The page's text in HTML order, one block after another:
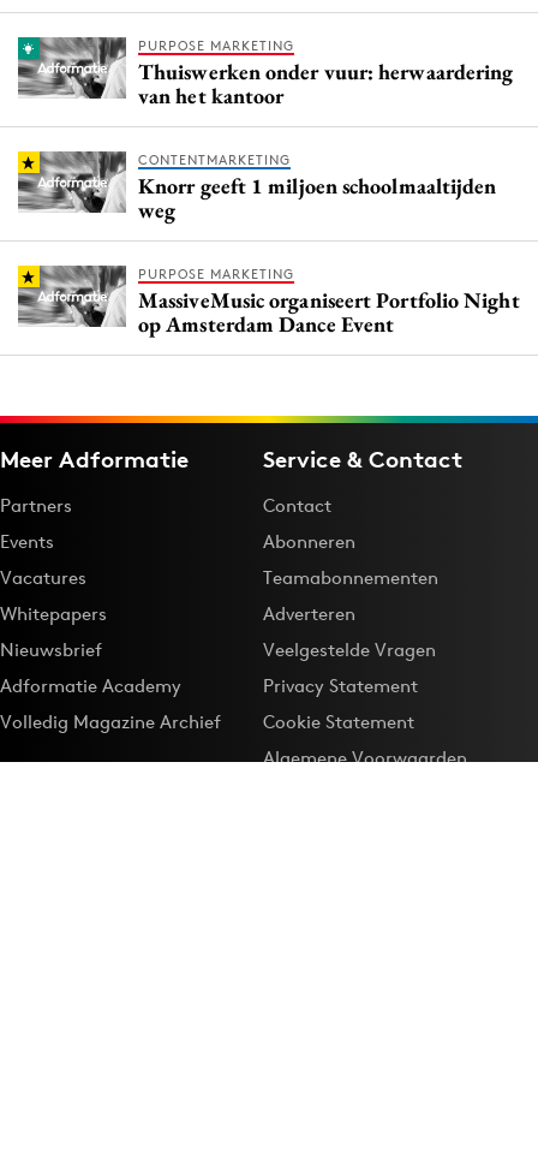
PURPOSE MARKETING
Thuiswerken onder vuur: herwaardering
van het kantoor
CONTENTMARKETING
Knorr geeft 1 miljoen schoolmaaltijden
weg
PURPOSE MARKETING
MassiveMusic organiseert Portfolio Night
op Amsterdam Dance Event
Meer Adformatie
Partners
Events
Vacatures
Whitepapers
Nieuwsbrief
Adformatie Academy
Volledig Magazine Archief
Service & Contact
Contact
Abonneren
Teamabonnementen
Adverteren
Veelgestelde Vragen
Privacy Statement
Cookie Statement
Algemene Voorwaarden